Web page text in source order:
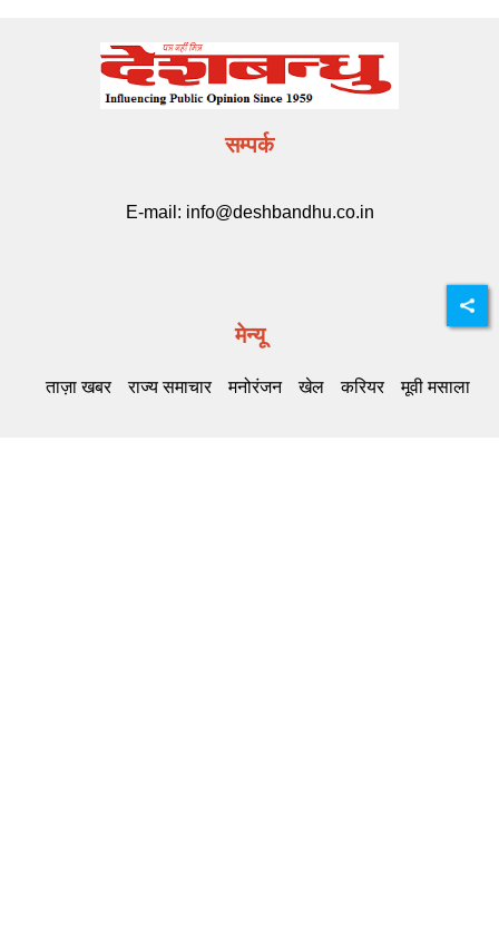
सम्पर्क
E-mail: info@deshbandhu.co.in
मेन्यू
ताज़ा खबर राज्य समाचार मनोरंजन खेल करियर मूवी मसाला